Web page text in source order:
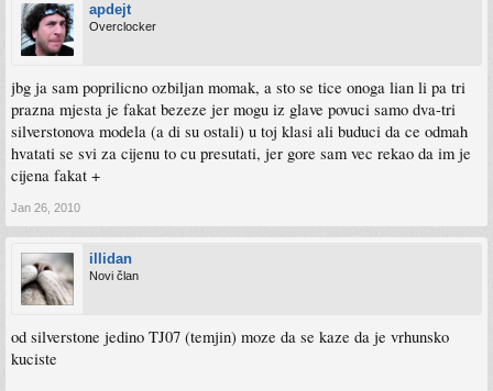
apdejt
Overclocker
jbg ja sam poprilicno ozbiljan momak, a sto se tice onoga lian li pa tri
prazna mjesta je fakat bezeze jer mogu iz glave povuci samo dva-tri
silverstonova modela (a di su ostali) u toj klasi ali buduci da ce odmah
hvatati se svi za cijenu to cu presutati, jer gore sam vec rekao da im je
cijena fakat +
Jan 26, 2010
illidan
Novi član
od silverstone jedino TJ07 (temjin) moze da se kaze da je vrhunsko
kuciste